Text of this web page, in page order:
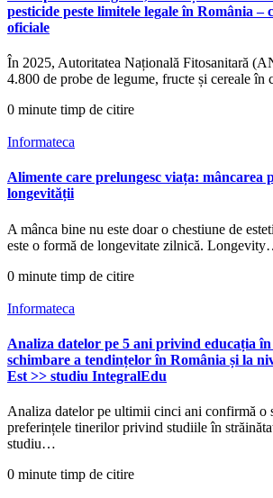
pesticide peste limitele legale în România –
oficiale
În 2025, Autoritatea Națională Fitosanitară
4.800 de probe de legume, fructe și cereale
0 minute timp de citire
Informateca
Alimente care prelungesc viața: mâncarea
longevității
A mânca bine nu este doar o chestiune de
este o formă de longevitate zilnică.
0 minute timp de citire
Informateca
Analiza datelor pe 5 ani privind educația
schimbare a tendințelor în România și la
Est >> studiu IntegralEdu
Analiza datelor pe ultimii cinci ani confirmă o
preferințele tinerilor privind studiile în
studiu…
0 minute timp de citire